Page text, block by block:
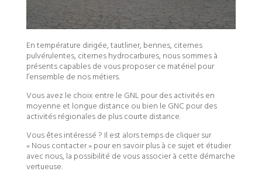
En température dirigée, tautliner, bennes, citernes
pulvérulentes, citernes hydrocarbures, nous sommes à
présents capables de vous proposer ce matériel pour
l’ensemble de nos métiers.
Vous avez le choix entre le GNL pour des activités en
moyenne et longue distance ou bien le GNC pour des
activités régionales de plus courte distance.
Vous êtes intéressé ? Il est alors temps de cliquer sur
« Nous contacter » pour en savoir plus à ce sujet et étudier
avec nous, la possibilité de vous associer à cette démarche
vertueuse.